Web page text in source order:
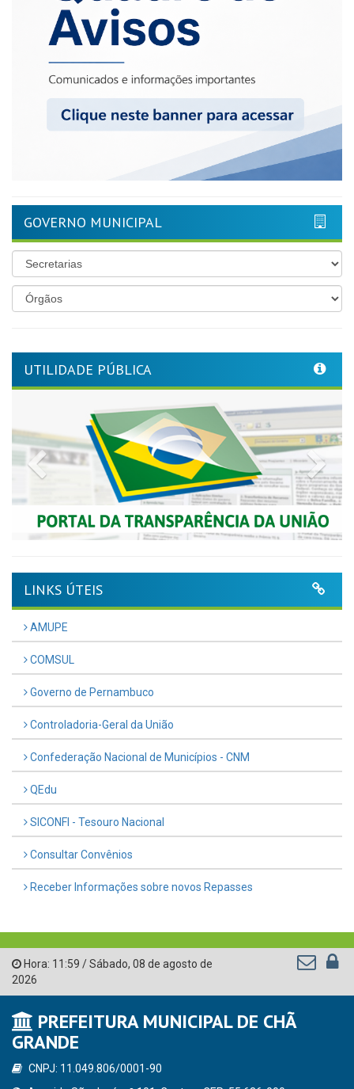
GOVERNO MUNICIPAL
UTILIDADE PÚBLICA
Previous
LINKS ÚTEIS
AMUPE
COMSUL
Governo de Pernambuco
Controladoria-Geral da União
Confederação Nacional de Municípios - CNM
QEdu
SICONFI - Tesouro Nacional
Consultar Convênios
Receber Informações sobre novos Repasses
Hora: 11:59 /Sábado, 08 de agosto de
2026
PREFEITURA MUNICIPAL DE CHÃ
GRANDE
CNPJ: 11.049.806/0001-90